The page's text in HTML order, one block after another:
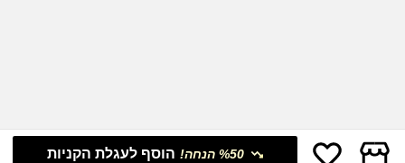
%50 הנחה! הוסף לעגלת הקניות